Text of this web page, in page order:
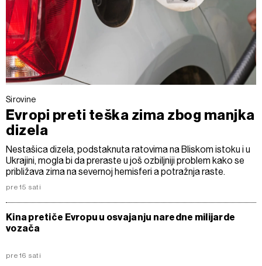
Sirovine
Evropi preti teška zima zbog manjka
dizela
Nestašica dizela, podstaknuta ratovima na Bliskom istoku i u
Ukrajini, mogla bi da preraste u još ozbiljniji problem kako se
približava zima na severnoj hemisferi a potražnja raste.
pre 15 sati
Kina pretiče Evropu u osvajanju naredne milijarde
vozača
pre 16 sati